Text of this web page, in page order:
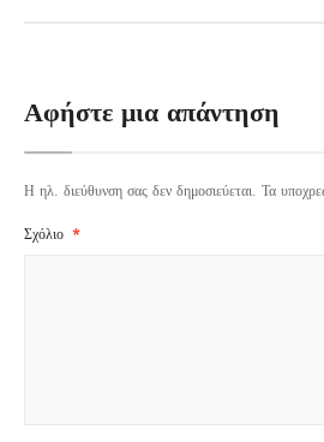
Αφήστε μια απάντηση
Η ηλ. διεύθυνση σας δεν δημοσιεύεται. Τα
Σχόλιο *